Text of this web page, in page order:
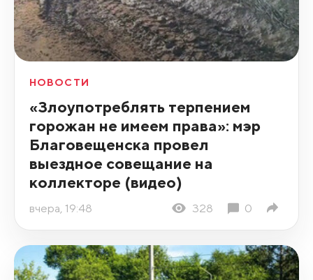
НОВОСТИ
«Злоупотреблять терпением
горожан не имеем права»: мэр
Благовещенска провел
выездное совещание на
коллекторе (видео)
вчера, 19:48 328 0